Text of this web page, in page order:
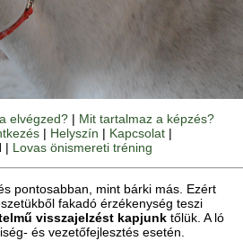
elvégzed? | Mit tartalmaz a képzés?
| Helyszín | Kapcsolat |
| Lovas önismereti tréning
pontosabban, mint bárki más. Ezért
fakadó érzékenység teszi
visszajelzést kapjunktőlük. A ló
és vezetőfejlesztés esetén.